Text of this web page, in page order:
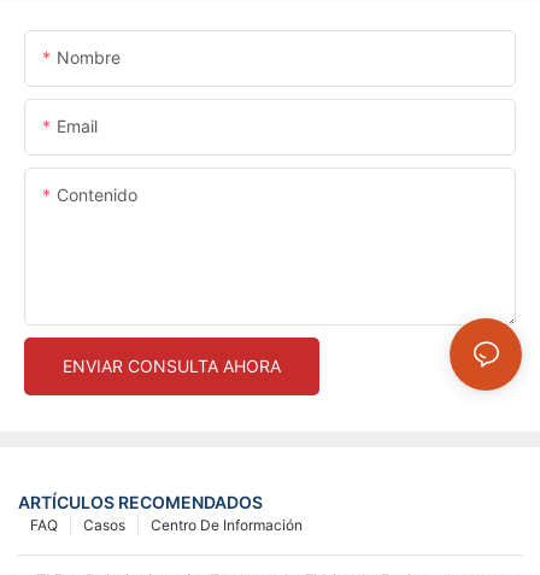
Nombre
Email
Contenido
ENVIAR CONSULTA AHORA
ARTÍCULOS RECOMENDADOS
Centro De Información
Casos
FAQ